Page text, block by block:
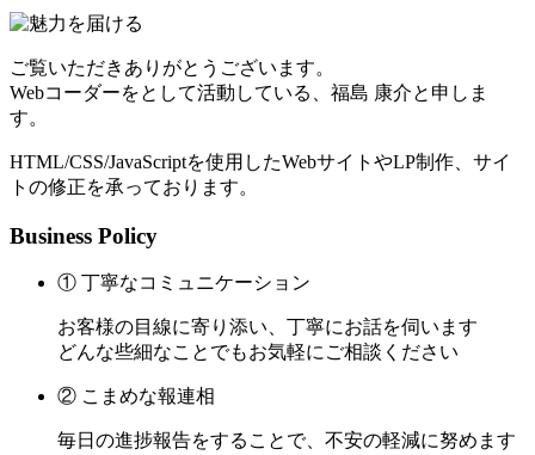
ご覧いただきありがとうございます。
Webコーダーをとして活動している、福島 康介と申しま
す。
HTML/CSS/JavaScriptを使用したWebサイトやLP制作、サイ
トの修正を承っております。
Business Policy
① 丁寧なコミュニケーション
お客様の目線に寄り添い、丁寧にお話を伺います
どんな些細なことでもお気軽にご相談ください
② こまめな報連相
毎日の進捗報告をすることで、不安の軽減に努めます